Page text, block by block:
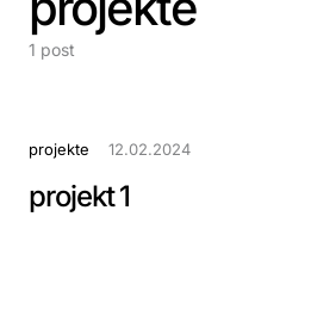
1 post
projekte 12.02.2024
projekt 1